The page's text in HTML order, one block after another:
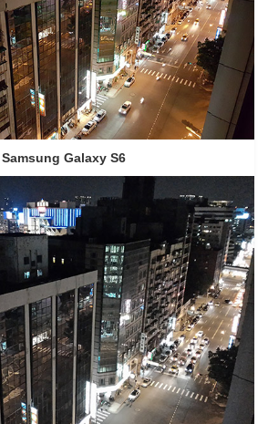
Samsung Galaxy S6